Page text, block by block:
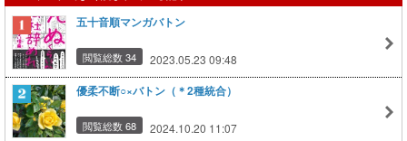
五十音順マンガバトン
閲覧総数 34 2023.05.23 09:48
優柔不断○×バトン（＊2種統合）
閲覧総数 68 2024.10.20 11:07